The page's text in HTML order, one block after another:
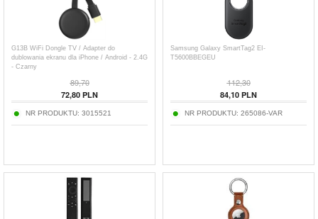
G13B WiFi Dongle TV / Adapter do
dublowania ekranu dla iPhone / Android - 2.4G
- Czarny
89,70
72,80 PLN
NR PRODUKTU: 3015521
Samsung Galaxy SmartTag2 EI-
T5600BBEGEU
112,30
84,10 PLN
NR PRODUKTU: 265086-VAR